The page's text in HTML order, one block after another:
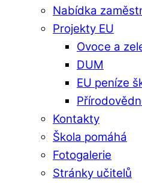
Nabídka
Projekty EU
Ovoce a
DUM
EU peníze
Kontakty
Škola pomáhá
Fotogalerie
Stránky učitelů